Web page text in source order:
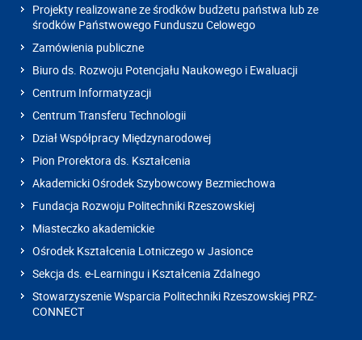
Projekty realizowane ze środków budżetu państwa lub ze
środków Państwowego Funduszu Celowego
Zamówienia publiczne
Biuro ds. Rozwoju Potencjału Naukowego i Ewaluacji
Centrum Informatyzacji
Centrum Transferu Technologii
Dział Współpracy Międzynarodowej
Pion Prorektora ds. Kształcenia
Akademicki Ośrodek Szybowcowy Bezmiechowa
Fundacja Rozwoju Politechniki Rzeszowskiej
Miasteczko akademickie
Ośrodek Kształcenia Lotniczego w Jasionce
Sekcja ds. e-Learningu i Kształcenia Zdalnego
Stowarzyszenie Wsparcia Politechniki Rzeszowskiej PRZ-
CONNECT